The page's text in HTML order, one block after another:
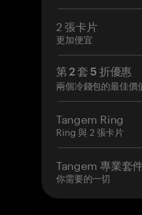
2 張卡片
更加便宜
第 2 套 5 折優惠
兩個冷錢包的最佳價
Tangem Ring
Ring 與 2 張卡片
Tangem 專業套
你需要的一切